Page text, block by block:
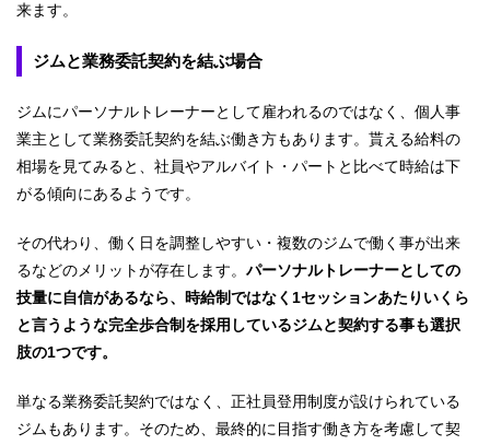
来ます。
ジムと業務委託契約を結ぶ場合
ジムにパーソナルトレーナーとして雇われるのではなく、個人事
業主として業務委託契約を結ぶ働き方もあります。貰える給料の
相場を見てみると、社員やアルバイト・パートと比べて時給は下
がる傾向にあるようです。
その代わり、働く日を調整しやすい・複数のジムで働く事が出来
るなどのメリットが存在します。 パーソナルトレーナーとしての
技量に自信があるなら、時給制ではなく1セッションあたりいくら
と言うような完全歩合制を採用しているジムと契約する事も選択
肢の1つです。
単なる業務委託契約ではなく、正社員登用制度が設けられている
ジムもあります。そのため、最終的に目指す働き方を考慮して契